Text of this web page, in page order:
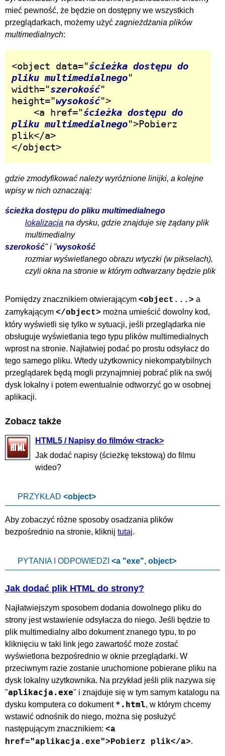
mieć pewność, że będzie on dostępny we wszystkich
przeglądarkach, możemy użyć zagnieżdżania plików
multimedialnych:
<object data="ścieżka dostępu do
pliku multimedialnego"
width="szerokość"
height="wysokość">
	<a href="
ścieżka dostępu do
pliku multimedialnego">Pobierz
plik</a>
</object>
gdzie zmodyfikować należy wyróżnione linijki, a kolejne
wpisy w nich oznaczają:
ścieżka dostępu do pliku multimedialnego
lokalizacja na dysku, gdzie znajduje się żądany plik
multimedialny
szerokość" i "wysokość
rozmiar wyświetlanego obrazu wtyczki (w pikselach),
czyli okna na stronie w którym odtwarzany będzie plik
Pomiędzy znacznikiem otwierającym <object...> a
zamykającym </object> można umieścić dowolny kod,
który wyświetli się tylko w sytuacji, jeśli przeglądarka nie
obsługuje wyświetlania tego typu plików multimedialnych
wprost na stronie. Najłatwiej podać po prostu odsyłacz do
tego samego pliku. Wtedy użytkownicy niekompatybilnych
przeglądarek będą mogli przynajmniej pobrać plik na swój
dysk lokalny i potem ewentualnie odtworzyć go w osobnej
aplikacji.
Zobacz także
HTML5 / Napisy do filmów <track>
Jak dodać napisy (ścieżkę tekstową) do filmu
wideo?
PRZYKŁAD <object>
Aby zobaczyć różne sposoby osadzania plików
bezpośrednio na stronie, kliknij tutaj.
PYTANIA I ODPOWIEDZI <a "exe", object>
Jak dodać plik HTML do strony?
Najłatwiejszym sposobem dodania dowolnego pliku do
strony jest wstawienie odsyłacza do niego. Jeśli będzie to
plik multimedialny albo dokument znanego typu, to po
kliknięciu w taki link jego zawartość może zostać
wyświetlona bezpośrednio w oknie przeglądarki. W
przeciwnym razie zostanie uruchomione pobierane pliku na
dysk lokalny użytkownika. Na przykład jeśli plik nazywa się
"aplikacja.exe" i znajduje się w tym samym katalogu na
dysku komputera co dokument *.html, w którym chcemy
wstawić odnośnik do niego, można się posłużyć
następującym znacznikiem: <a
href="aplikacja.exe">Pobierz plik</a>.